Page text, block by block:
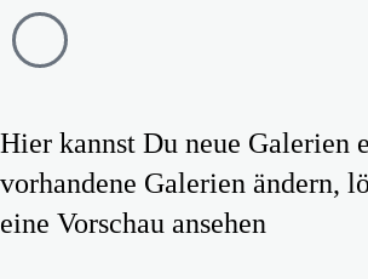
Hier kannst Du neue Galerien
vorhandene Galerien ändern,
eine Vorschau ansehen